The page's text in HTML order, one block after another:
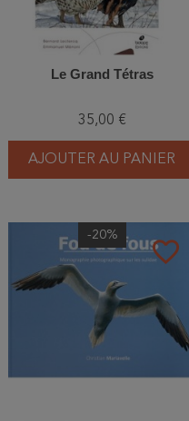
Le Grand Tétras
35,00 €
AJOUTER AU PANIER
favorite_border
-20%